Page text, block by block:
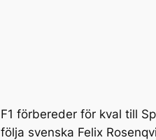
F1 förbereder för kval till
följa svenska Felix